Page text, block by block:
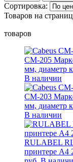
Сортировка:
Товаров на
товаров
CM-205
мм, диаметр
В наличии
CM-203
мм, диаметр
В наличии
RULABEL
принтере А4